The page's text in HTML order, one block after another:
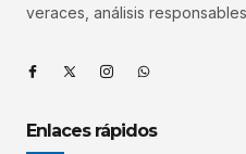
veraces, análisis
Enlaces rápidos